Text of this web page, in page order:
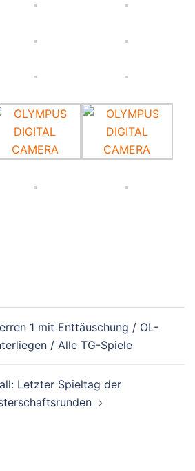
1 mit Enttäuschung / OL-
/ Alle TG-Spiele
Letzter Spieltag der